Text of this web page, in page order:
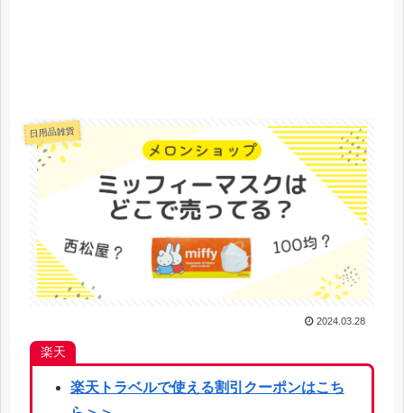
日用品雑貨
2024.03.28
楽天
楽天トラベルで使える割引クーポンはこち